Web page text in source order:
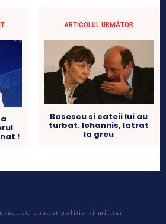
!
ARTICOLUL URMĂTOR
Basescu si cateii lui au
turbat. Iohannis, latrat
la greu
analist politic si militar